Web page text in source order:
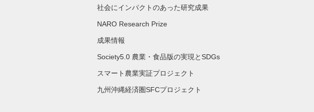
社会にインパクトのあった研究成果
NARO Research Prize
成果情報
Society5.0 農業・食品版の実現とSDGs
スマート農業実証プロジェクト
九州沖縄経済圏SFCプロジェクト